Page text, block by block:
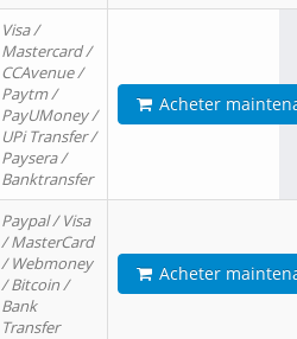
Visa /
Mastercard /
CCAvenue /
Paytm /
PayUMoney /
UPi Transfer /
Paysera /
Banktransfer
Acheter
Paypal / Visa
/ MasterCard
/ Webmoney
/ Bitcoin /
Bank
Transfer
Acheter